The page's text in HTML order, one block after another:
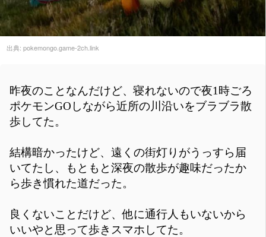
出典: pokemongo.game-2ch.link
昨夜のことなんだけど、寝れないので夜1時ごろ
ポケモンGOしながら近所の川沿いをブラブラ散
歩してた。
結構暗かったけど、遠くの街灯りがうっすら届
いてたし、もともと深夜の散歩が趣味だったか
ら歩き慣れた道だった。
良くないことだけど、他に通行人もいないから
いいやと思って歩きスマホしてた。